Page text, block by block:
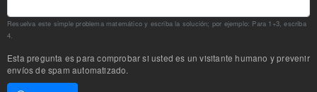
Resuelva este simple problema matemático y escriba la solución; por ejemplo: Para 1+3, escriba
4.
Esta pregunta es para comprobar si usted es un visitante humano y prevenir
envíos de spam automatizado.